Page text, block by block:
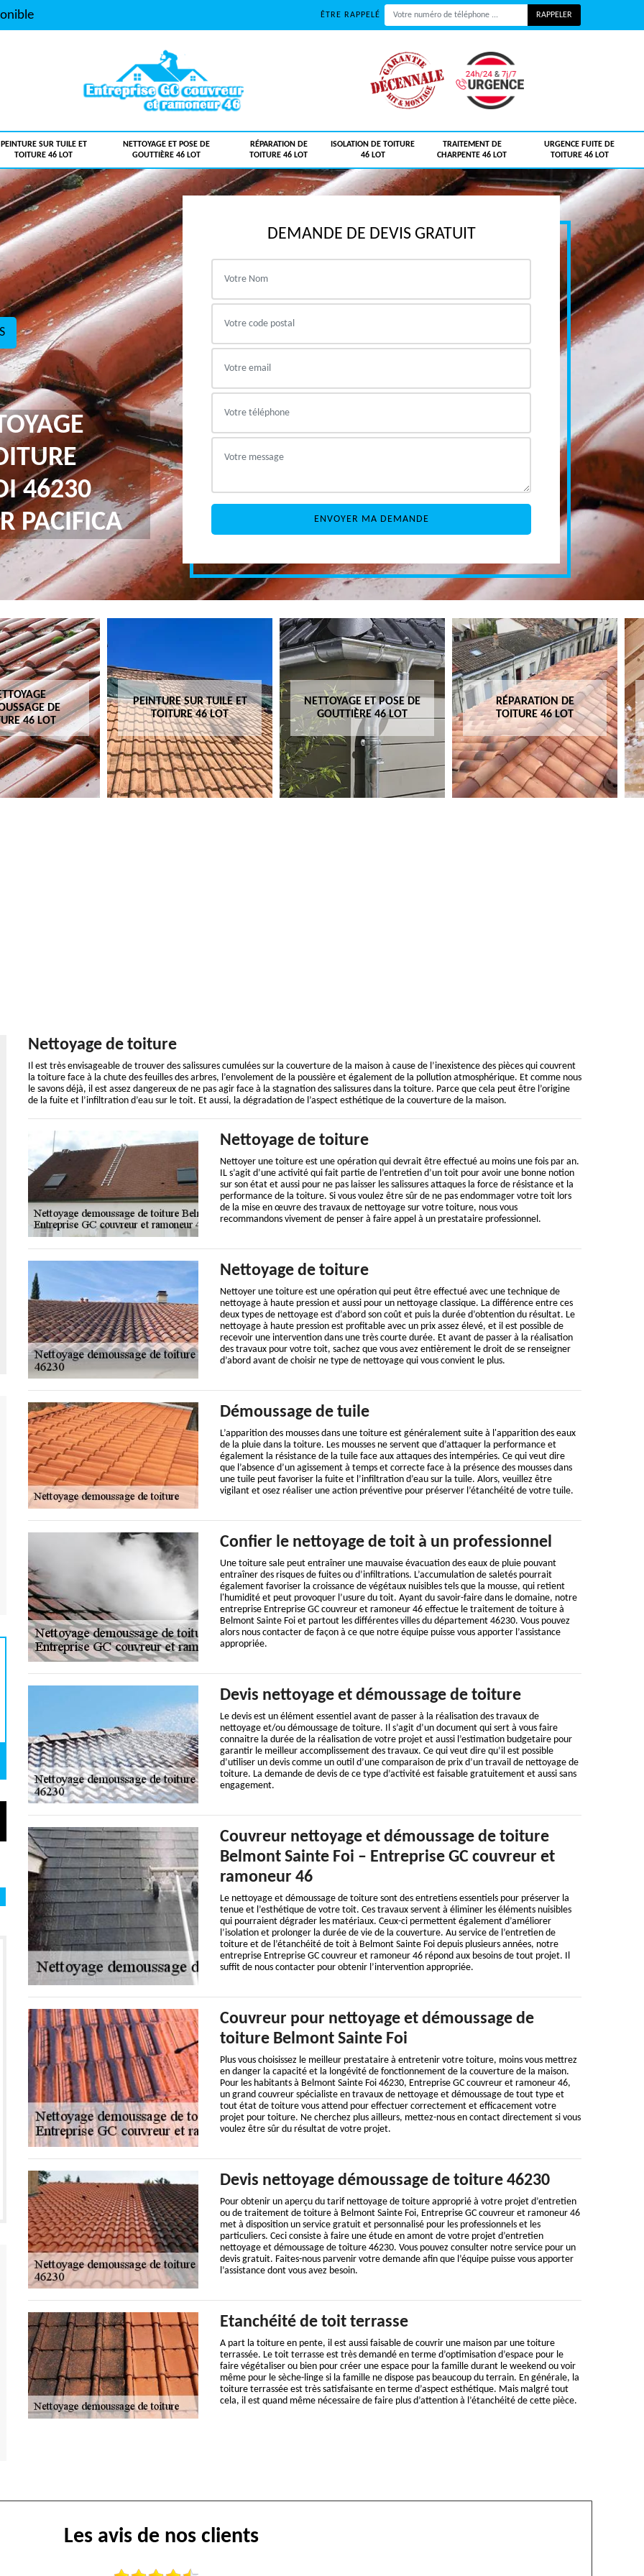
ÊTRE RAPPELÉ
PEINTURE SUR TUILE ET
TOITURE 46 LOT
NETTOYAGE ET POSE DE
GOUTTIÈRE 46 LOT
RÉPARATION DE
TOITURE 46 LOT
ISOLATION DE TOITURE
46 LOT
TRAITEMENT DE
CHARPENTE 46 LOT
URGENCE FUITE DE
TOITURE 46 LOT
46230
PACIFICA
DEMANDE DE DEVIS GRATUIT
DE
46 LOT
PEINTURE SUR TUILE ET
TOITURE 46 LOT
NETTOYAGE ET POSE DE
GOUTTIÈRE 46 LOT
RÉPARATION DE
TOITURE 46 LOT
Nettoyage de toiture
Il est très envisageable de trouver des salissures cumulées sur la couverture de la maison à cause de l’inexistence des pièces qui couvrent
la toiture face à la chute des feuilles des arbres, l’envolement de la poussière et également de la pollution atmosphérique. Et comme nous
le savons déjà, il est assez dangereux de ne pas agir face à la stagnation des salissures dans la toiture. Parce que cela peut être l’origine
de la fuite et l’infiltration d’eau sur le toit. Et aussi, la dégradation de l’aspect esthétique de la couverture de la maison.
Nettoyage de toiture
Nettoyer une toiture est une opération qui devrait être effectué au moins une fois par an.
IL s’agit d’une activité qui fait partie de l’entretien d’un toit pour avoir une bonne notion
sur son état et aussi pour ne pas laisser les salissures attaques la force de résistance et la
performance de la toiture. Si vous voulez être sûr de ne pas endommager votre toit lors
de la mise en œuvre des travaux de nettoyage sur votre toiture, nous vous
recommandons vivement de penser à faire appel à un prestataire professionnel.
Nettoyage de toiture
Nettoyer une toiture est une opération qui peut être effectué avec une technique de
nettoyage à haute pression et aussi pour un nettoyage classique. La différence entre ces
deux types de nettoyage est d’abord son coût et puis la durée d’obtention du résultat. Le
nettoyage à haute pression est profitable avec un prix assez élevé, et il est possible de
recevoir une intervention dans une très courte durée. Et avant de passer à la réalisation
des travaux pour votre toit, sachez que vous avez entièrement le droit de se renseigner
d’abord avant de choisir ne type de nettoyage qui vous convient le plus.
Démoussage de tuile
L’apparition des mousses dans une toiture est généralement suite à l'apparition des eaux
de la pluie dans la toiture. Les mousses ne servent que d’attaquer la performance et
également la résistance de la tuile face aux attaques des intempéries. Ce qui veut dire
que l’absence d’un agissement à temps et correcte face à la présence des mousses dans
une tuile peut favoriser la fuite et l’infiltration d’eau sur la tuile. Alors, veuillez être
vigilant et osez réaliser une action préventive pour préserver l’étanchéité de votre tuile.
Confier le nettoyage de toit à un professionnel
Une toiture sale peut entraîner une mauvaise évacuation des eaux de pluie pouvant
entraîner des risques de fuites ou d’infiltrations. L’accumulation de saletés pourrait
également favoriser la croissance de végétaux nuisibles tels que la mousse, qui retient
l'humidité et peut provoquer l’usure du toit. Ayant du savoir-faire dans le domaine, notre
entreprise Entreprise GC couvreur et ramoneur 46 effectue le traitement de toiture à
Belmont Sainte Foi et partout les différentes villes du département 46230. Vous pouvez
alors nous contacter de façon à ce que notre équipe puisse vous apporter l’assistance
appropriée.
Devis nettoyage et démoussage de toiture
Le devis est un élément essentiel avant de passer à la réalisation des travaux de
nettoyage et/ou démoussage de toiture. Il s’agit d’un document qui sert à vous faire
connaitre la durée de la réalisation de votre projet et aussi l’estimation budgetaire pour
garantir le meilleur accomplissement des travaux. Ce qui veut dire qu’il est possible
d’utiliser un devis comme un outil d’une comparaison de prix d’un travail de nettoyage de
toiture. La demande de devis de ce type d’activité est faisable gratuitement et aussi sans
engagement.
Couvreur nettoyage et démoussage de toiture
Belmont Sainte Foi – Entreprise GC couvreur et
ramoneur 46
Le nettoyage et démoussage de toiture sont des entretiens essentiels pour préserver la
tenue et l’esthétique de votre toit. Ces travaux servent à éliminer les éléments nuisibles
qui pourraient dégrader les matériaux. Ceux-ci permettent également d’améliorer
l’isolation et prolonger la durée de vie de la couverture. Au service de l’entretien de
toiture et de l’étanchéité de toit à Belmont Sainte Foi depuis plusieurs années, notre
entreprise Entreprise GC couvreur et ramoneur 46 répond aux besoins de tout projet. Il
suffit de nous contacter pour obtenir l’intervention appropriée.
Couvreur pour nettoyage et démoussage de
toiture Belmont Sainte Foi
Plus vous choisissez le meilleur prestataire à entretenir votre toiture, moins vous mettrez
en danger la capacité et la longévité de fonctionnement de la couverture de la maison.
Pour les habitants à Belmont Sainte Foi 46230, Entreprise GC couvreur et ramoneur 46,
un grand couvreur spécialiste en travaux de nettoyage et démoussage de tout type et
tout état de toiture vous attend pour effectuer correctement et efficacement votre
projet pour toiture. Ne cherchez plus ailleurs, mettez-nous en contact directement si vous
voulez être sûr du résultat de votre projet.
Devis nettoyage démoussage de toiture 46230
Pour obtenir un aperçu du tarif nettoyage de toiture approprié à votre projet d’entretien
ou de traitement de toiture à Belmont Sainte Foi, Entreprise GC couvreur et ramoneur 46
met à disposition un service gratuit et personnalisé pour les professionnels et les
particuliers. Ceci consiste à faire une étude en amont de votre projet d’entretien
nettoyage et démoussage de toiture 46230. Vous pouvez consulter notre service pour un
devis gratuit. Faites-nous parvenir votre demande afin que l’équipe puisse vous apporter
l’assistance dont vous avez besoin.
Etanchéité de toit terrasse
A part la toiture en pente, il est aussi faisable de couvrir une maison par une toiture
terrassée. Le toit terrasse est très demandé en terme d’optimisation d’espace pour le
faire végétaliser ou bien pour créer une espace pour la famille durant le weekend ou voir
même pour le sèche-linge si la famille ne dispose pas beaucoup du terrain. En générale, la
toiture terrassée est très satisfaisante en terme d’aspect esthétique. Mais malgré tout
cela, il est quand même nécessaire de faire plus d’attention à l’étanchéité de cette pièce.
Les avis de nos clients